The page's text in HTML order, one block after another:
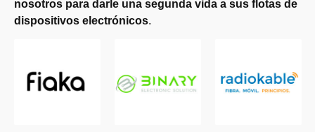
nosotros para darle una segunda vida a sus flotas de
dispositivos electrónicos.